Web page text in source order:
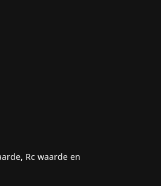
Rc waarde en